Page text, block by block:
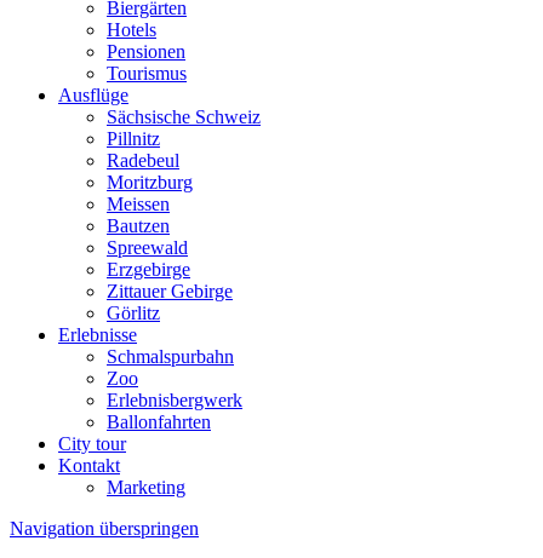
Biergärten
Hotels
Pensionen
Tourismus
Ausflüge
Sächsische Schweiz
Pillnitz
Radebeul
Moritzburg
Meissen
Bautzen
Spreewald
Erzgebirge
Zittauer Gebirge
Görlitz
Erlebnisse
Schmalspurbahn
Zoo
Erlebnisbergwerk
Ballonfahrten
City tour
Kontakt
Marketing
Navigation überspringen